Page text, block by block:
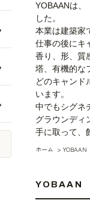
YOBAANは、
した。
本業は建築家
仕事の後にキ
香り、形、質
塔、有機的な
どのキャンド
います。
中でもシグネ
グラウンディ
手に取って、
ホーム >
YOBAAN